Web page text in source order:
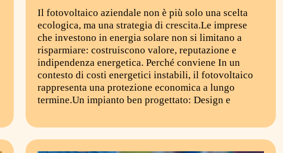
Il fotovoltaico aziendale non è più solo una scelta
ecologica, ma una strategia di crescita.Le imprese
che investono in energia solare non si limitano a
risparmiare: costruiscono valore, reputazione e
indipendenza energetica. Perché conviene In un
contesto di costi energetici instabili, il fotovoltaico
rappresenta una protezione economica a lungo
termine.Un impianto ben progettato: Design e